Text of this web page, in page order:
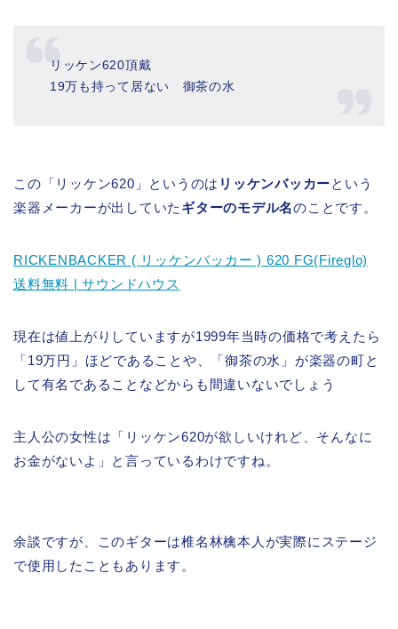
リッケン620頂戴
19万も持って居ない 御茶の水
この「リッケン620」というのは リッケンバッカーという
楽器メーカーが出していた ギターのモデル名のことです。
RICKENBACKER ( リッケンバッカー ) 620 FG(Fireglo)
送料無料 | サウンドハウス
現在は値上がりしていますが1999年当時の価格で考えたら
「19万円」ほどであることや、「御茶の水」が楽器の町と
して有名であることなどからも間違いないでしょう
主人公の女性は「リッケン620が欲しいけれど、そんなに
お金がないよ」と言っているわけですね。
余談ですが、このギターは椎名林檎本人が実際にステージ
で使用したこともあります。